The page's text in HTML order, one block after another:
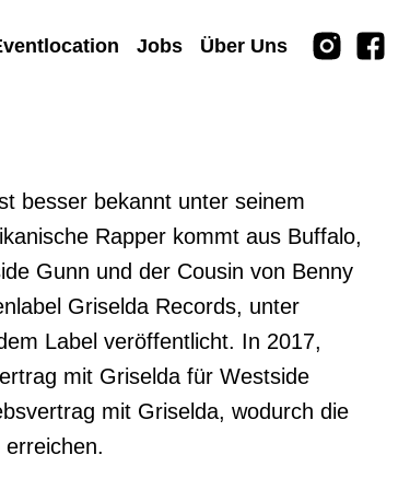
Jobs Über Uns
besser bekannt unter seinem
Rapper kommt aus Buffalo,
Gunn und der Cousin von Benny
Griselda Records, unter
Label veröffentlicht. In 2017,
mit Griselda für Westside
mit Griselda, wodurch die